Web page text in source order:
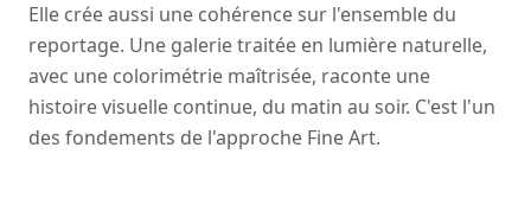
Elle crée aussi une cohérence sur l'ensemble du
reportage. Une galerie traitée en lumière naturelle,
avec une colorimétrie maîtrisée, raconte une
histoire visuelle continue, du matin au soir. C'est l'un
des fondements de l'approche Fine Art.